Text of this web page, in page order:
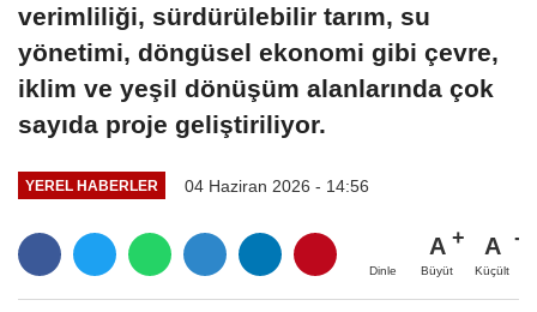
verimliliği, sürdürülebilir tarım, su
yönetimi, döngüsel ekonomi gibi çevre,
iklim ve yeşil dönüşüm alanlarında çok
sayıda proje geliştiriliyor.
YEREL HABERLER 04 Haziran 2026 - 14:56
Dinle
A
Büyüt
A
Küçült